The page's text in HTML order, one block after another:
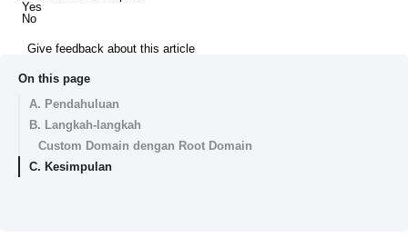
Yes
No
Give feedback about this article
On this page
A. Pendahuluan
B. Langkah-langkah
Custom Domain dengan Root Domain
C. Kesimpulan